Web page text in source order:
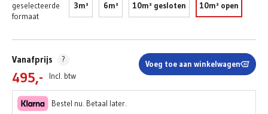
geselecteerde
formaat
3m³ 6m³ 10m³ gesloten 10m³ open
Vanafprijs ?
495,- Incl. btw
Voeg toe aan winkelwagen
Bestel nu. Betaal later.